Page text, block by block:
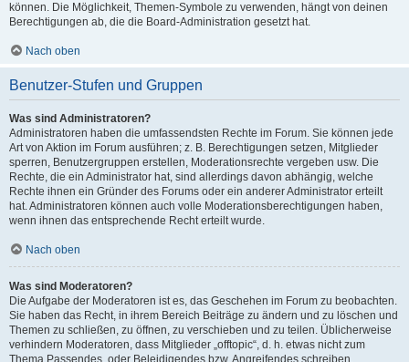
können. Die Möglichkeit, Themen-Symbole zu verwenden, hängt von deinen
Berechtigungen ab, die die Board-Administration gesetzt hat.
Nach oben
Benutzer-Stufen und Gruppen
Was sind Administratoren?
Administratoren haben die umfassendsten Rechte im Forum. Sie können jede
Art von Aktion im Forum ausführen; z. B. Berechtigungen setzen, Mitglieder
sperren, Benutzergruppen erstellen, Moderationsrechte vergeben usw. Die
Rechte, die ein Administrator hat, sind allerdings davon abhängig, welche
Rechte ihnen ein Gründer des Forums oder ein anderer Administrator erteilt
hat. Administratoren können auch volle Moderationsberechtigungen haben,
wenn ihnen das entsprechende Recht erteilt wurde.
Nach oben
Was sind Moderatoren?
Die Aufgabe der Moderatoren ist es, das Geschehen im Forum zu beobachten.
Sie haben das Recht, in ihrem Bereich Beiträge zu ändern und zu löschen und
Themen zu schließen, zu öffnen, zu verschieben und zu teilen. Üblicherweise
verhindern Moderatoren, dass Mitglieder „offtopic“, d. h. etwas nicht zum
Thema Passendes, oder Beleidigendes bzw. Angreifendes schreiben.